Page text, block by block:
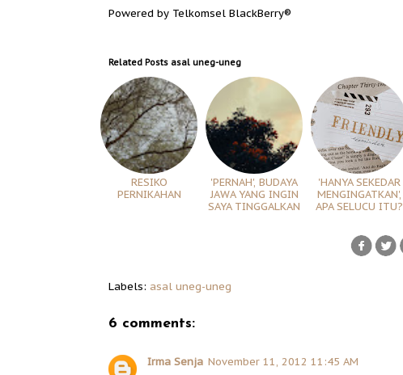
Powered by Telkomsel BlackBerry®
Related Posts asal uneg-uneg
RESIKO
PERNIKAHAN
'PERNAH', BUDAYA
JAWA YANG INGIN
SAYA TINGGALKAN
'HANYA SEKEDAR
MENGINGATKAN',
APA SELUCU ITU?
Labels: asal uneg-uneg
6 comments:
Irma Senja November 11, 2012 11:45 AM